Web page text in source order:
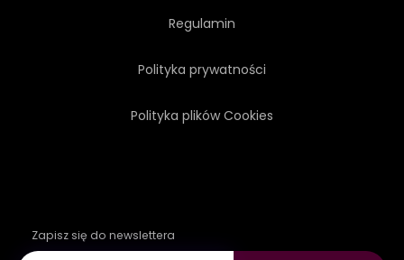
Regulamin
Polityka prywatności
Polityka plików Cookies
Zapisz się do newslettera